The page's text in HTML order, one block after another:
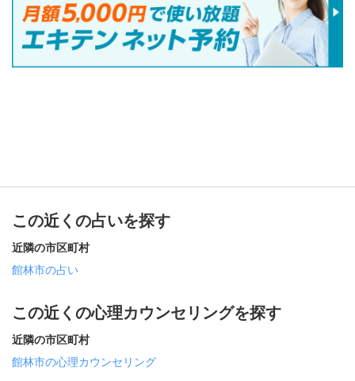
この近くの占いを探す
近隣の市区町村
館林市の占い
この近くの心理カウンセリングを探す
近隣の市区町村
館林市の心理カウンセリング